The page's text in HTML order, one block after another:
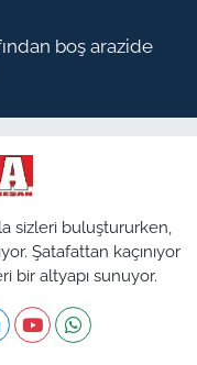
boş arazide
sizleri buluştururken,
Şatafattan kaçınıyor
bir altyapı sunuyor.